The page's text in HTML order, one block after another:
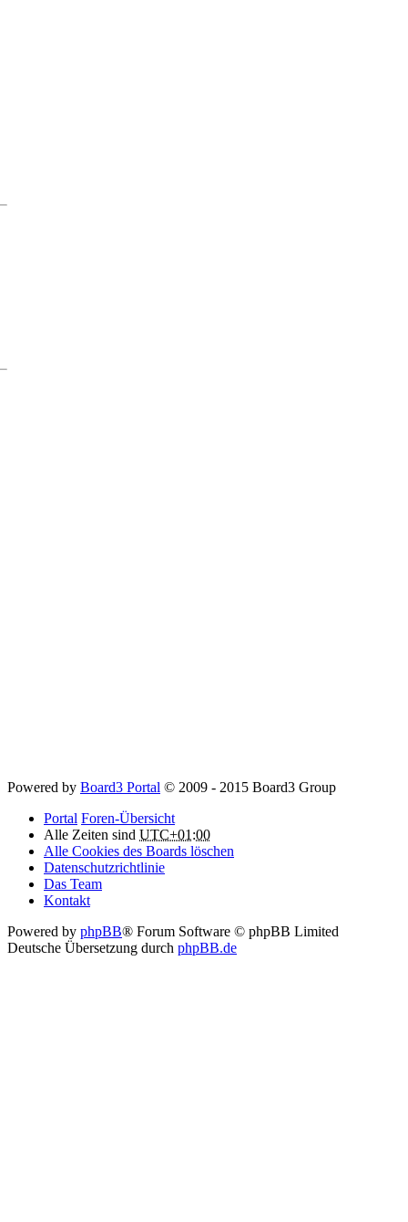
Powered by Board3 Portal © 2009 - 2015 Board3 Group
Portal Foren-Übersicht
Alle Zeiten sind UTC+01:00
Alle Cookies des Boards löschen
Datenschutzrichtlinie
Das Team
Kontakt
Powered by phpBB® Forum Software © phpBB Limited
Deutsche Übersetzung durch phpBB.de